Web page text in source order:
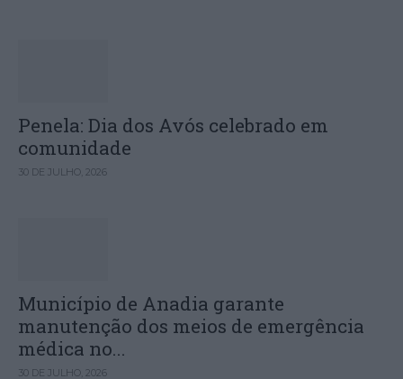
Penela: Dia dos Avós celebrado em
comunidade
30 DE JULHO, 2026
Município de Anadia garante
manutenção dos meios de emergência
médica no...
30 DE JULHO, 2026